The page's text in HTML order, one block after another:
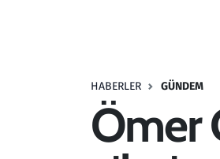
HABERLER GÜNDEM
Ömer